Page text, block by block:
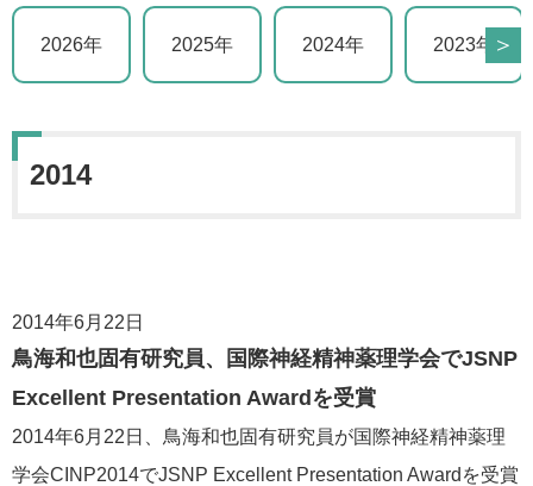
2026年 2025年 2024年 2023年 ＞
2014
2014年6月22日
鳥海和也固有研究員、国際神経精神薬理学会でJSNP
Excellent Presentation Awardを受賞
2014年6月22日、鳥海和也固有研究員が国際神経精神薬理
学会CINP2014でJSNP Excellent Presentation Awardを受賞